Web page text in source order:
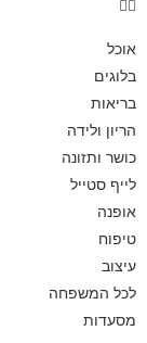
אוכל
בלוגים
בריאות
הריון ולידה
כושר ותזונה
לייף סטייל
אופנה
טיפוח
עיצוב
לכל המשפחה
מסעדות